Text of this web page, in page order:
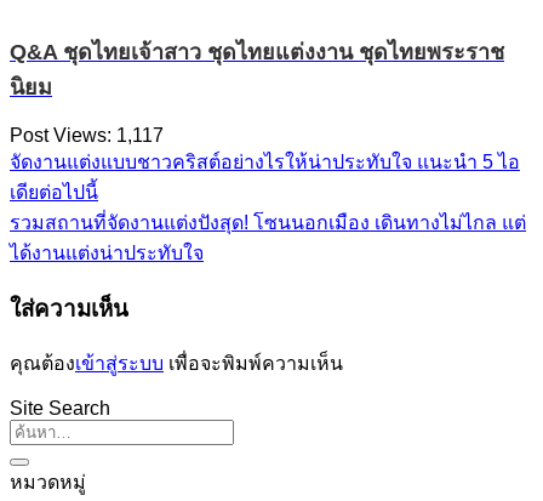
Q&A ชุดไทยเจ้าสาว ชุดไทยแต่งงาน ชุดไทยพระราช
นิยม
Post Views: 1,117
จัดงานแต่งแบบชาวคริสต์อย่างไรให้น่าประทับใจ แนะนำ 5 ไอ
เดียต่อไปนี้
รวมสถานที่จัดงานแต่งปังสุด! โซนนอกเมือง เดินทางไม่ไกล แต่
ได้งานแต่งน่าประทับใจ
ใส่ความเห็น
คุณต้องเข้าสู่ระบบ เพื่อจะพิมพ์ความเห็น
Site Search
หมวดหมู่